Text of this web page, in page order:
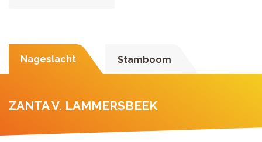
Nageslacht Stamboom
ZANTA V. LAMMERSBEEK